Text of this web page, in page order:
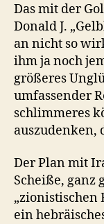
Das mit der
Donald J.
an nicht so
ihm ja noch
größeres
umfassender
schlimmeres
auszudenken,
Der Plan mit
Scheiße, ganz
„zionistischen
ein